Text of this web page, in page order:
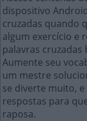
dispositivo
cruzadas quando
algum exercício e
palavras
Aumente seu
um mestre
se diverte muito,
respostas para
raposa.